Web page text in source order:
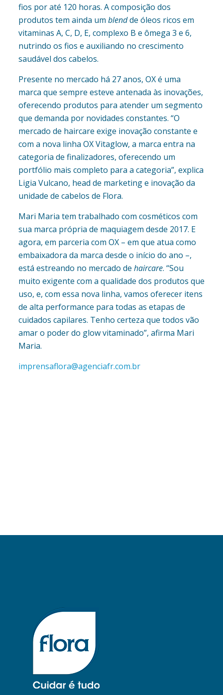
fios por até 120 horas. A composição dos
produtos tem ainda um blendde óleos ricos em
vitaminas A, C, D, E, complexo B e ômega 3 e 6,
nutrindo os fios e auxiliando no crescimento
saudável dos cabelos.
Presente no mercado há 27 anos, OX é uma
marca que sempre esteve antenada às inovações,
oferecendo produtos para atender um segmento
que demanda por novidades constantes. “O
mercado de haircare exige inovação constante e
com a nova linha OX Vitaglow, a marca entra na
categoria de finalizadores, oferecendo um
portfólio mais completo para a categoria”, explica
Ligia Vulcano, head de marketing e inovação da
unidade de cabelos de Flora.
Mari Maria tem trabalhado com cosméticos com
sua marca própria de maquiagem desde 2017. E
agora, em parceria com OX – em que atua como
embaixadora da marca desde o início do ano –,
está estreando no mercado de haircare. “Sou
muito exigente com a qualidade dos produtos que
uso, e, com essa nova linha, vamos oferecer itens
de alta performance para todas as etapas de
cuidados capilares. Tenho certeza que todos vão
amar o poder do glow vitaminado”, afirma Mari
Maria.
imprensaflora@agenciafr.com.br